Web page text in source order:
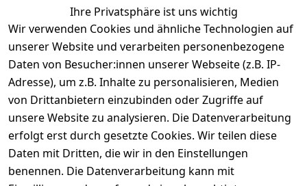
Ihre Privatsphäre ist uns wichtig
Wir verwenden Cookies und ähnliche Technologien auf
unserer Website und verarbeiten personenbezogene
Daten von Besucher:innen unserer Webseite (z.B. IP-
Adresse), um z.B. Inhalte zu personalisieren, Medien
von Drittanbietern einzubinden oder Zugriffe auf
unsere Website zu analysieren. Die Datenverarbeitung
erfolgt erst durch gesetzte Cookies. Wir teilen diese
Daten mit Dritten, die wir in den Einstellungen
benennen. Die Datenverarbeitung kann mit
d
m
e
i
s